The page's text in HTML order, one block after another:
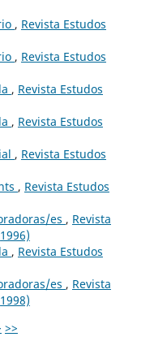
, Revista Estudos
, Revista Estudos
, Revista Estudos
, Revista Estudos
, Revista Estudos
, Revista Estudos
es , Revista
, Revista Estudos
es , Revista
>>